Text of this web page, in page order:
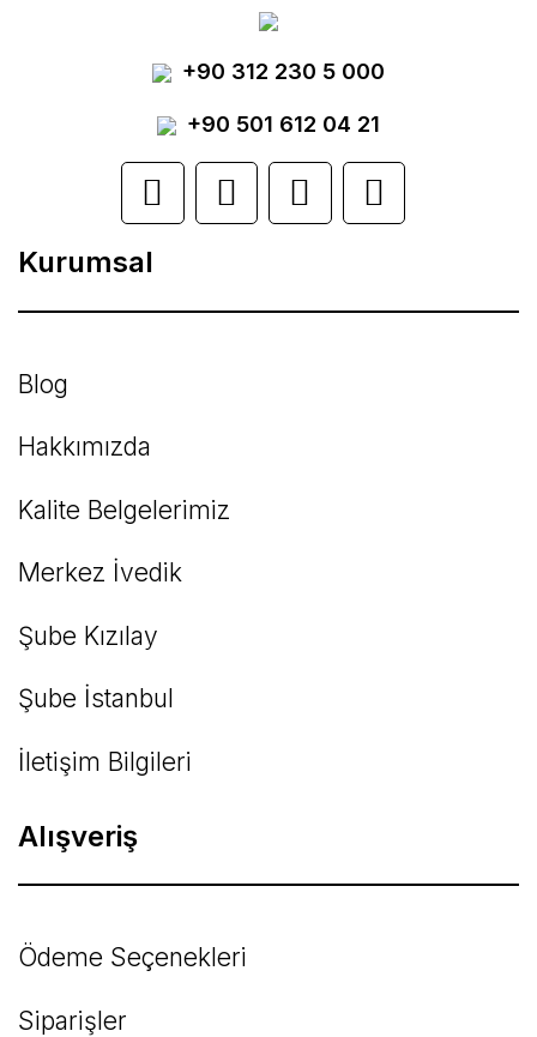
Yorum Yaz
Ürün resmi kalitesiz, bozuk veya
görüntülenemiyor.
Ürün açıklamasında eksik bilgiler bulunuyor.
Ürün bilgilerinde hatalar bulunuyor.
Ürün fiyatı diğer sitelerden daha pahalı.
Bu ürüne benzer farklı alternatifler olmalı.
+90 312 230 5 000
+90 501 612 04 21
Kurumsal
Blog
Hakkımızda
Kalite Belgelerimiz
Merkez İvedik
Şube Kızılay
Şube İstanbul
İletişim Bilgileri
Alışveriş
Ödeme Seçenekleri
Siparişler